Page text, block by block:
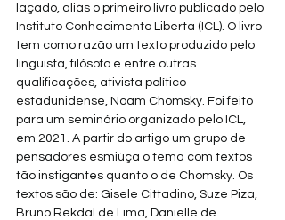
laçado, aliás o primeiro livro publicado pelo
Instituto Conhecimento Liberta (ICL). O livro
tem como razão um texto produzido pelo
linguista, filósofo e entre outras
qualificações, ativista político
estadunidense, Noam Chomsky. Foi feito
para um seminário organizado pelo ICL,
em 2021. A partir do artigo um grupo de
pensadores esmiúça o tema com textos
tão instigantes quanto o de Chomsky. Os
textos são de: Gisele Cittadino, Suze Piza,
Bruno Rekdal de Lima, Danielle de